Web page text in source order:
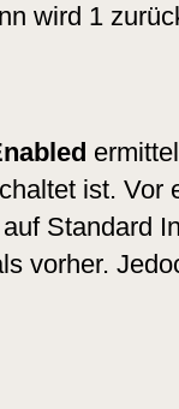
wird 1
ist. Vor
Standard
vorher.